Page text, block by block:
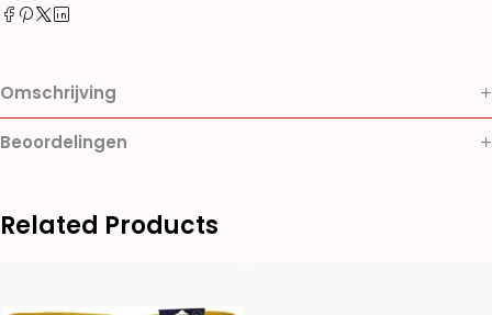
Omschrijving
Beoordelingen
Related Products